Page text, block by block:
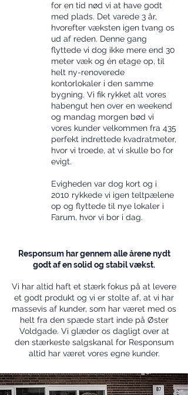
for en tid nød vi at have godt
med plads. Det varede 3 år,
hvorefter væksten igen tvang os
ud af reden. Denne gang
flyttede vi dog ikke mere end 30
meter væk og én etage op, til
helt ny-renoverede
kontorlokaler i den samme
bygning. Vi fik rykket alt vores
habengut hen over en weekend
og mandag morgen bød vi
vores kunder velkommen fra 435
perfekt indrettede kvadratmeter,
hvor vi troede, at vi skulle bo for
evigt.
Evigheden var dog kort og i
2010 rykkede vi igen teltpælene
op og flyttede til nye lokaler i
Farum, hvor vi bor i dag.
Responsum har gennem alle årene nydt
godt af en solid og stabil vækst.
Vi har altid haft et stærk fokus på at levere
et godt produkt og vi er stolte af, at vi har
massevis af kunder, som har været med os
helt fra den spæde start inde på Øster
Voldgade. Vi glæder os dagligt over at
den stærkeste salgskanal for Responsum
altid har været vores egne kunder.